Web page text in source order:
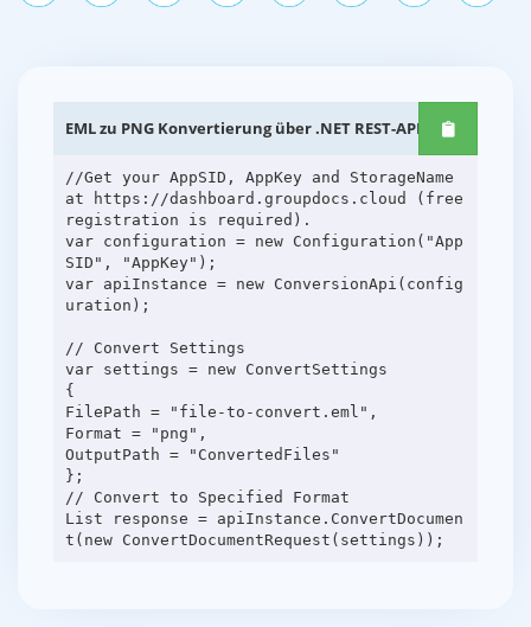
EML zu PNG Konvertierung über .NET REST-APIs
//Get your AppSID, AppKey and StorageName
at https://dashboard.groupdocs.cloud (free
registration is required).
var configuration = new Configuration("App
SID", "AppKey");
var apiInstance = new ConversionApi(config
uration);
// Convert Settings
var settings = new ConvertSettings
{
FilePath = "file-to-convert.eml",
Format = "png",
OutputPath = "ConvertedFiles"
};
// Convert to Specified Format
List response = apiInstance.ConvertDocumen